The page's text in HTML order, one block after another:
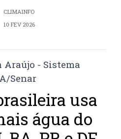
CLIMAINFO
10 FEV 2026
usa
água do